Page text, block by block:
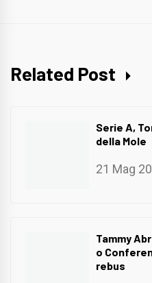
Related Post
Serie A,
della Mole
21 Mag
Tammy
o
rebus